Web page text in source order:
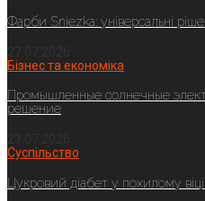
Фарби Sniezka: універсальні
Бізнес та економіка
Промышленные солнечные
решение
Суспільство
Цукровий діабет у похилому віці: